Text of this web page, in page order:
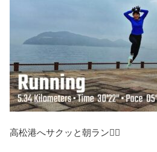
高松港へサクッと朝ラン🏃‍♀️